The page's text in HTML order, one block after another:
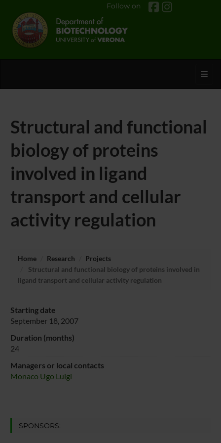
Follow on
Structural and functional
biology of proteins
involved in ligand
transport and cellular
activity regulation
Home Research
Projects
Structural and functional biology of proteins involved in
ligand transport and cellular activity regulation
Starting date
September 18, 2007
Duration (months)
24
Managers or local contacts
Monaco Ugo Luigi
SPONSORS: